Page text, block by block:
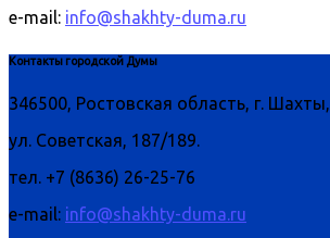
e-mail: info@shakhty-duma.ru
Контакты городской Думы
346500, Ростовская область, г. Шахты,
ул. Советская, 187/189.
тел. +7 (8636) 26-25-76
e-mail: info@shakhty-duma.ru